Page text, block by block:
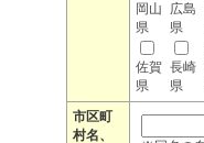
岡山
県
広島
県
佐賀
県
長崎
県
市区町
村名、